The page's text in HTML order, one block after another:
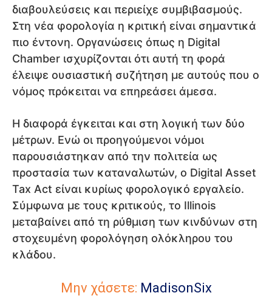
διαβουλεύσεις και περιείχε συμβιβασμούς.
Στη νέα φορολογία η κριτική είναι σημαντικά
πιο έντονη. Οργανώσεις όπως η Digital
Chamber ισχυρίζονται ότι αυτή τη φορά
έλειψε ουσιαστική συζήτηση με αυτούς που ο
νόμος πρόκειται να επηρεάσει άμεσα.
Η διαφορά έγκειται και στη λογική των δύο
μέτρων. Ενώ οι προηγούμενοι νόμοι
παρουσιάστηκαν από την πολιτεία ως
προστασία των καταναλωτών, ο Digital Asset
Tax Act είναι κυρίως φορολογικό εργαλείο.
Σύμφωνα με τους κριτικούς, το Illinois
μεταβαίνει από τη ρύθμιση των κινδύνων στη
στοχευμένη φορολόγηση ολόκληρου του
κλάδου.
Μην χάσετε: MadisonSix